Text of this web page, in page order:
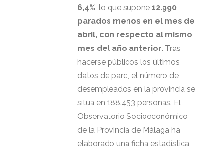
6,4%, lo que supone 12.990
parados menos en el mes de
abril, con respecto al mismo
mes del año anterior. Tras
hacerse públicos los últimos
datos de paro, el número de
desempleados en la provincia se
sitúa en 188.453 personas. El
Observatorio Socioeconómico
de la Provincia de Málaga ha
elaborado una ficha estadística